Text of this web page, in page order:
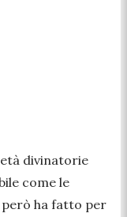
divinatorie
come le
però ha fatto per